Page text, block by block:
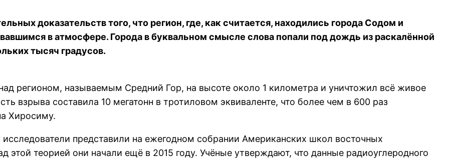
доказательств того, что регион, где, как считается, находились города Содом и
в атмосфере. Города в буквальном смысле слова попали под дождь из раскалённой
тысяч градусов.
регионом, называемым Средний Гор, на высоте около 1 километра и уничтожил всё живое
взрыва составила 10 мегатонн в тротиловом эквиваленте, что более чем в 600 раз
Хиросиму.
представили на ежегодном собрании Американских школ восточных
этой теорией они начали ещё в 2015 году. Учёные утверждают, что данные радиоуглеродного